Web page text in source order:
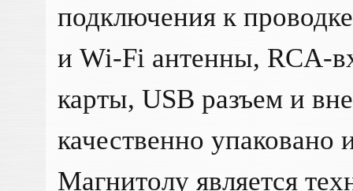
подключения к
и Wi-Fi антенны, RCA-
карты, USB разъем и
качественно упаковано
Магнитолу является